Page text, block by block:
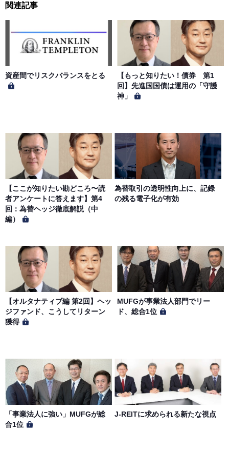
第５条（著作権）
本サイトに掲載された情報、写真、その他の著作物は、当
社もしくは著作物の著作者または著作権者に帰属するもの
とします。会員は、当社著作物について複製、転用、公衆
送信、譲渡、翻案および翻訳などの著作権、商標権などを
侵害する行為を行ってはならないものとします。
第６条（サービス内容の停止・変更）
サイトのサービス内容を変更する場合があります。
第７条（個人情報の取扱い）
当社は、会員の個人情報を別途オンライン上に掲示する
「プライバシーポリシー」に基づき、適切に取り扱うもの
とします。
関連記事
資産間でリスクバランスをとる
【もっと知りたい！債券 第1
回】先進国国債は運用の「守護
神」
【ここが知りたい勘どころ〜読
者アンケートに答えます】第4
回：為替ヘッジ徹底解説（中
編）
為替取引の透明性向上に、記録
の残る電子化が有効
【オルタナティブ編 第2回】ヘッ
ジファンド、こうしてリターン
獲得
MUFGが事業法人部門でリー
ド、総合1位
「事業法人に強い」MUFGが総
合1位
J-REITに求められる新たな視点